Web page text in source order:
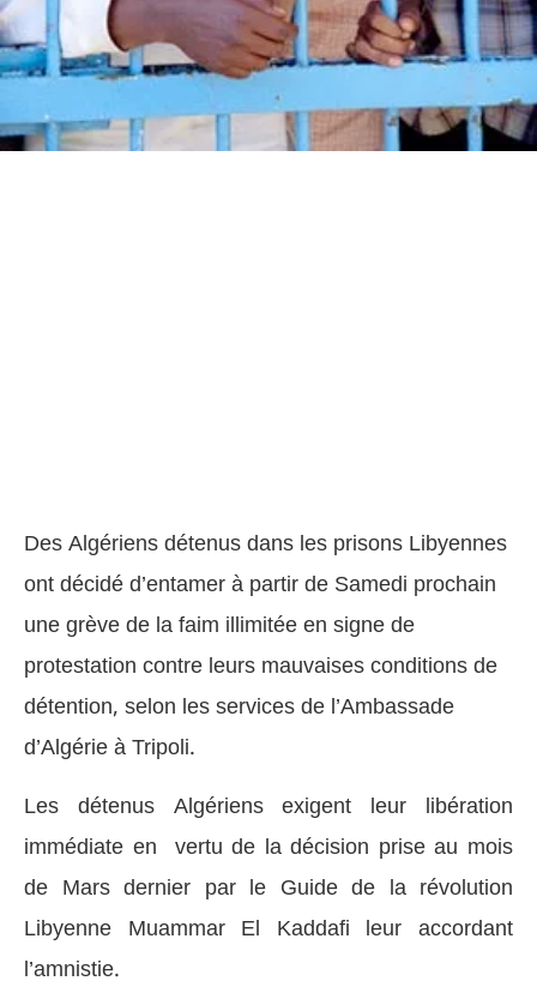
Des Algériens détenus dans les prisons Libyennes
ont décidé d’entamer à partir de Samedi prochain
une grève de la faim illimitée en signe de
protestation contre leurs mauvaises conditions de
détention, selon les services de l’Ambassade
d’Algérie à Tripoli.
Les détenus Algériens exigent leur libération
immédiate en vertu de la décision prise au mois
de Mars dernier par le Guide de la révolution
Libyenne Muammar El Kaddafi leur accordant
l’amnistie.